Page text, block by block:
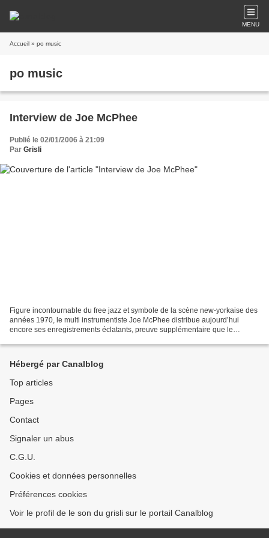
MENU
Accueil » po music
po music
Interview de Joe McPhee
Publié le 02/01/2006 à 21:09
Par Grisli
Figure incontournable du free jazz et symbole de la scène new-yorkaise des
années 1970, le multi instrumentiste Joe McPhee distribue aujourd’hui
encore ses enregistrements éclatants, preuve supplémentaire que le
Hébergé par Canalblog
Top articles
Pages
Contact
Signaler un abus
C.G.U.
Cookies et données personnelles
Préférences cookies
Voir le profil de le son du grisli sur le portail Canalblog